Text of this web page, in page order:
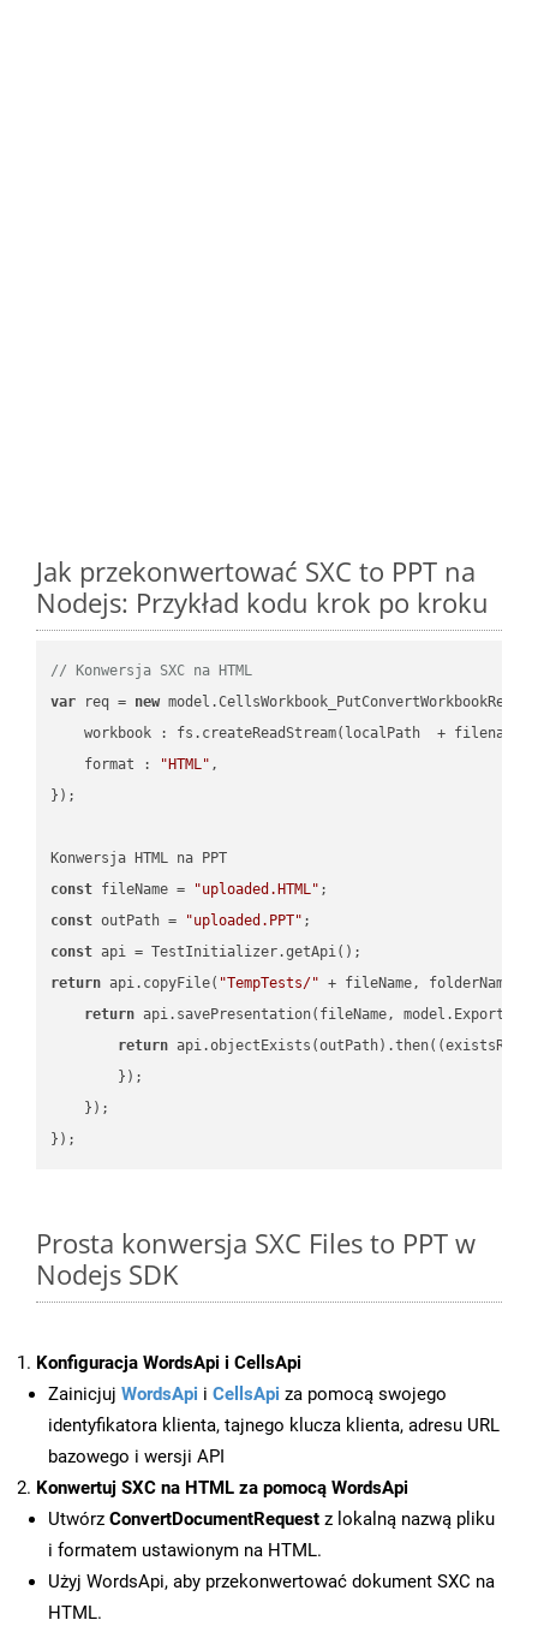
Jak przekonwertować SXC to PPT na
Nodejs: Przykład kodu krok po kroku
// Konwersja SXC na HTML
var req = new
workbook : fs.createReadStream(localPath  + filename
format : "HTML" ,
});
const fileName = "uploaded.HTML"
const outPath = "uploaded.PPT"
const
return api.copyFile( "TempTests/" + fileName, folderName +
return api.savePresentation(fileName,
return api.objectExists(outPath).then( (
        });
    });
Prosta konwersja SXC Files to PPT w
Nodejs SDK
Konfiguracja WordsApi i CellsApi
Zainicjuj WordsApi i CellsApi za pomocą swojego
identyfikatora klienta, tajnego klucza klienta, adresu URL
bazowego i wersji API
Konwertuj SXC na HTML za pomocą WordsApi
Utwórz ConvertDocumentRequest z lokalną nazwą pliku
i formatem ustawionym na HTML.
Użyj WordsApi, aby przekonwertować dokument SXC na
HTML.